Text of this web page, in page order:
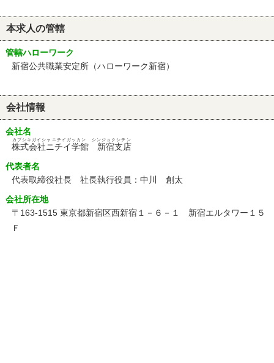
本求人の管轄
管轄ハローワーク
新宿公共職業安定所（ハローワーク新宿）
会社情報
会社名
株式会社ニチイ学館 新宿支店
カブシキガイシャニチイガッカン シンジュクシテン
代表者名
代表取締役社長 社長執行役員：中川 創太
会社所在地
〒163-1515 東京都新宿区西新宿１－６－１ 新宿エルタワー１５
Ｆ